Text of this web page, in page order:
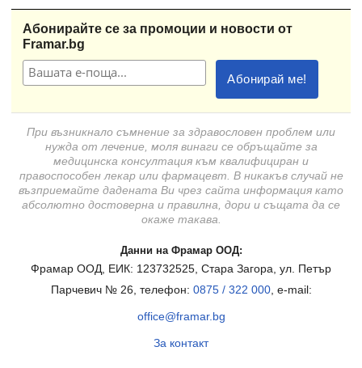
Абонирайте се за промоции и новости от
Framar.bg
При възникнало съмнение за здравословен проблем или
нужда от лечение, моля винаги се обръщайте за
медицинска консултация към квалифициран и
правоспособен лекар или фармацевт. В никакъв случай не
възприемайте дадената Ви чрез сайта информация като
абсолютно достоверна и правилна, дори и същата да се
окаже такава.
Данни на Фрамар ООД:
Фрамар ООД, ЕИК: 123732525, Стара Загора, ул. Петър
Парчевич № 26, телефон: 0875 / 322 000, e-mail:
office@framar.bg
За контакт